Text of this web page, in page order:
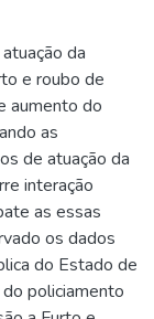
da
e roubo de
aumento do
as
de atuação da
interação
as essas
os dados
do Estado de
policiamento